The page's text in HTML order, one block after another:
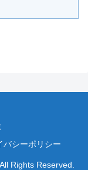
バシーポリシー
Rights Reserved.